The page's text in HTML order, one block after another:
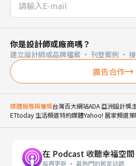
你是設計師或廠商嗎？
建立設計師或品牌檔案 · 刊登案例 ·
廣告合作
媒體報導與獲獎台灣百大網站ADA 亞洲設計獎
ETtoday 生活頻道特約媒體Yahoo! 居家頻道
在 Podcast 收聽幸福空間
每週更新 · 最熱門的居家話題